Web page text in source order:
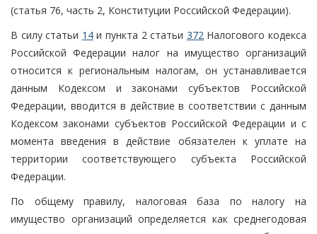
(статья 76, часть 2, Конституции Российской Федерации).
В силу статьи 14и пункта 2 статьи 372 Налогового кодекса
Российской Федерации налог на имущество организаций
относится к региональным налогам, он устанавливается
данным Кодексом и законами субъектов Российской
Федерации, вводится в действие в соответствии с данным
Кодексом законами субъектов Российской Федерации и с
момента введения в действие обязателен к уплате на
территории соответствующего субъекта Российской
Федерации.
По общему правилу, налоговая база по налогу на
имущество организаций определяется как среднегодовая